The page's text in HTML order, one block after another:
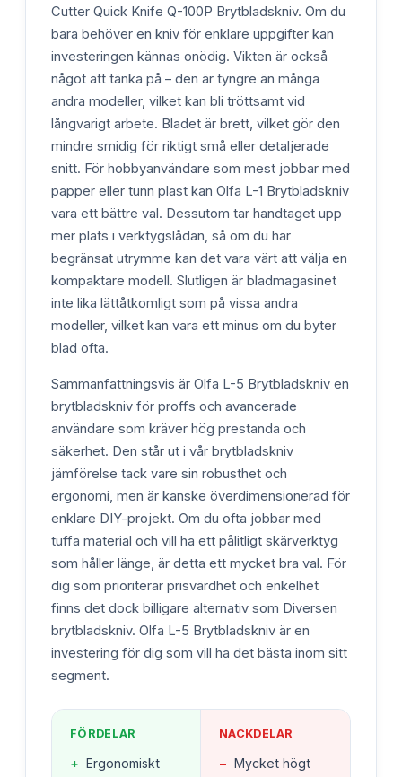
Cutter Quick Knife Q-100P Brytbladskniv. Om du
bara behöver en kniv för enklare uppgifter kan
investeringen kännas onödig. Vikten är också
något att tänka på – den är tyngre än många
andra modeller, vilket kan bli tröttsamt vid
långvarigt arbete. Bladet är brett, vilket gör den
mindre smidig för riktigt små eller detaljerade
snitt. För hobbyanvändare som mest jobbar med
papper eller tunn plast kan Olfa L-1 Brytbladskniv
vara ett bättre val. Dessutom tar handtaget upp
mer plats i verktygslådan, så om du har
begränsat utrymme kan det vara värt att välja en
kompaktare modell. Slutligen är bladmagasinet
inte lika lättåtkomligt som på vissa andra
modeller, vilket kan vara ett minus om du byter
blad ofta.
Sammanfattningsvis är Olfa L-5 Brytbladskniv en
brytbladskniv för proffs och avancerade
användare som kräver hög prestanda och
säkerhet. Den står ut i vår brytbladskniv
jämförelse tack vare sin robusthet och
ergonomi, men är kanske överdimensionerad för
enklare DIY-projekt. Om du ofta jobbar med
tuffa material och vill ha ett pålitligt skärverktyg
som håller länge, är detta ett mycket bra val. För
dig som prioriterar prisvärdhet och enkelhet
finns det dock billigare alternativ som Diversen
brytbladskniv. Olfa L-5 Brytbladskniv är en
investering för dig som vill ha det bästa inom sitt
segment.
FÖRDELAR
+ Ergonomiskt
NACKDELAR
− Mycket högt